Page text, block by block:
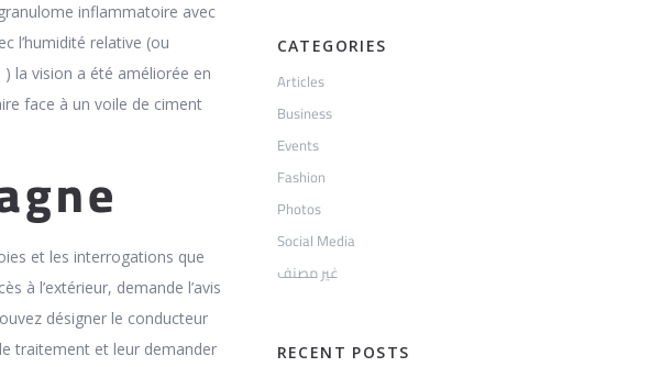
inflammatoire avec
l’humidité relative (ou
) la vision a été améliorée en
face à un voile de ciment
et les interrogations que
à l’extérieur, demande l’avis
désigner le conducteur
traitement et leur demander
CATEGORIES
Articles
Business
Events
Fashion
Photos
Social Media
غير مصنف
RECENT POSTS